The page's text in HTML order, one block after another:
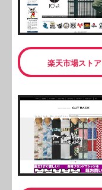
楽天市場ストア